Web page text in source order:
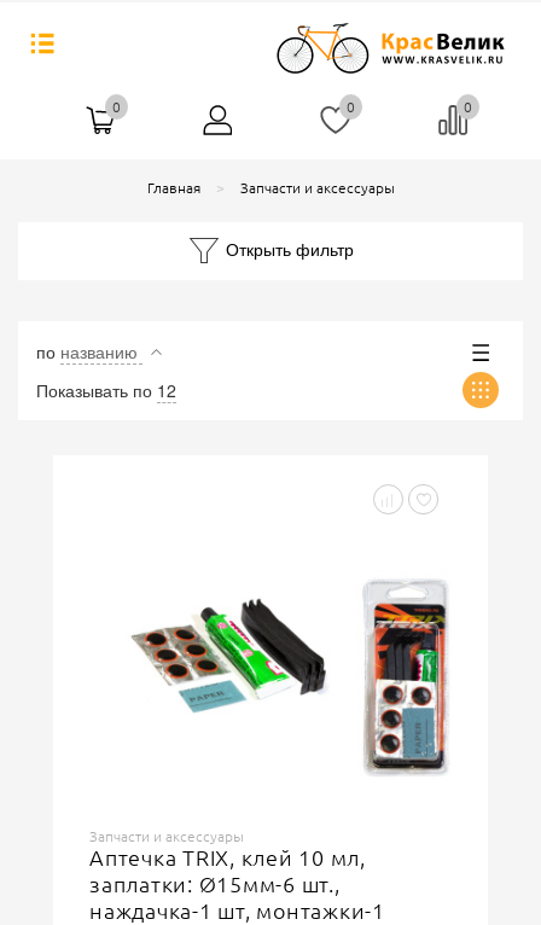
0 0 0
Главная Запчасти и аксессуары
Открыть фильтр
по названию
Показывать по 12
Запчасти и аксессуары
Аптечка TRIX, клей 10 мл,
заплатки: Ø15мм-6 шт.,
наждачка-1 шт, монтажки-1